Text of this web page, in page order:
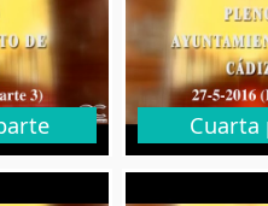
Cuarta